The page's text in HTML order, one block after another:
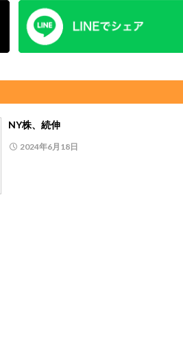
NY株、続伸
2024年6月18日